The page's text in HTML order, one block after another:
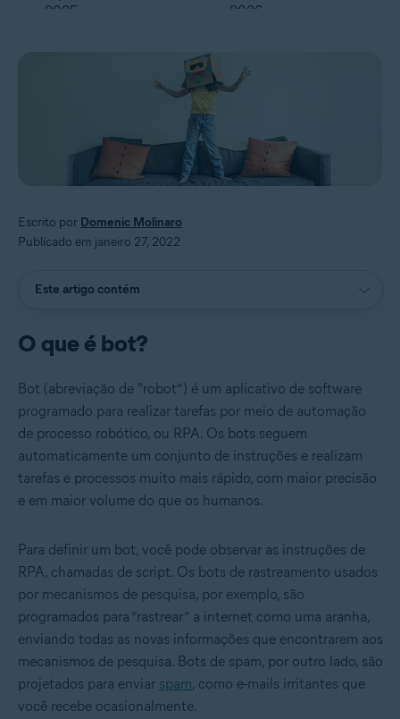
Escrito por Domenic Molinaro
Publicado em janeiro 27, 2022
Este artigo contém
O que é bot?
Bot (abreviação de "robot”) é um aplicativo de software
programado para realizar tarefas por meio de automação
de processo robótico, ou RPA. Os bots seguem
automaticamente um conjunto de instruções e realizam
tarefas e processos muito mais rápido, com maior precisão
e em maior volume do que os humanos.
Para definir um bot, você pode observar as instruções de
RPA, chamadas de script. Os bots de rastreamento usados
por mecanismos de pesquisa, por exemplo, são
programados para “rastrear” a internet como uma aranha,
enviando todas as novas informações que encontrarem aos
mecanismos de pesquisa. Bots de spam, por outro lado, são
projetados para enviar spam, como e-mails irritantes que
você recebe ocasionalmente.